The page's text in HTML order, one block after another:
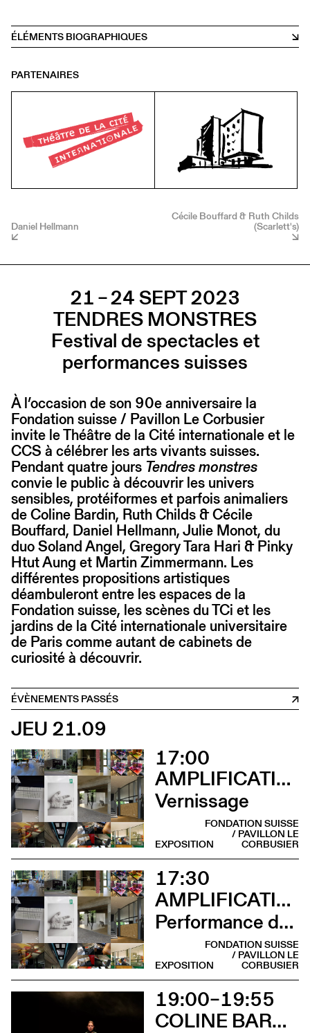
ÉLÉMENTS BIOGRAPHIQUES
PARTENAIRES
Daniel Hellmann
Cécile Bouffard & Ruth Childs
(Scarlett's)
21 – 24 SEPT 2023
TENDRES MONSTRES
Festival de spectacles et
performances suisses
À l’occasion de son 90e anniversaire la
Fondation suisse / Pavillon Le Corbusier
invite le Théâtre de la Cité internationale et le
CCS à célébrer les arts vivants suisses.
Pendant quatre jours Tendres monstres
convie le public à découvrir les univers
sensibles, protéiformes et parfois animaliers
de Coline Bardin, Ruth Childs & Cécile
Bouffard, Daniel Hellmann, Julie Monot, du
duo Soland Angel, Gregory Tara Hari & Pinky
Htut Aung et Martin Zimmermann. Les
différentes propositions artistiques
déambuleront entre les espaces de la
Fondation suisse, les scènes du TCi et les
jardins de la Cité internationale universitaire
de Paris comme autant de cabinets de
curiosité à découvrir.
ÉVÈNEMENTS PASSÉS
JEU 21.09
17:00
AMPLIFICATIONS
Vernissage
FONDATION SUISSE
/ PAVILLON LE
CORBUSIER
EXPOSITION
17:30
AMPLIFICATIONS
Performance de Mio Chareteau
FONDATION SUISSE
/ PAVILLON LE
CORBUSIER
EXPOSITION
19:00–19:55
COLINE BARDIN